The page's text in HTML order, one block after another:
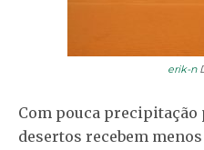
erik-n
Com pouca
desertos recebem